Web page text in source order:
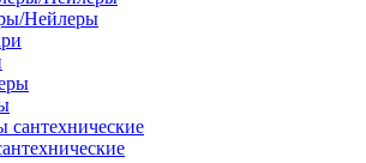
Нейлеры